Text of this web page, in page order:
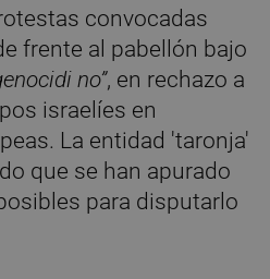
convocadas
frente al pabellón bajo
no”, en rechazo a
israelíes en
La entidad 'taronja'
que se han apurado
para disputarlo